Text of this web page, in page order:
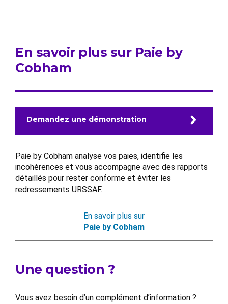
En savoir plus sur Paie by
Cobham
Demandez une démonstration
Paie by Cobham analyse vos paies, identifie les
incohérences et vous accompagne avec des rapports
détaillés pour rester conforme et éviter les
redressements URSSAF.
En savoir plus sur
Paie by Cobham
Une question ?
Vous avez besoin d’un complément d’information ?